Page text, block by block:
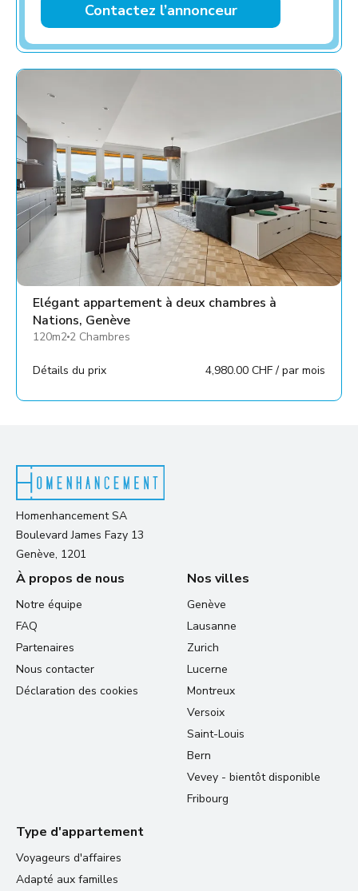
Contactez l’annonceur
Elégant appartement à deux chambres à
Nations, Genève
120m2 2 Chambres
Détails du prix 4,980.00 CHF / par mois
Homenhancement SA
Boulevard James Fazy 13
Genève, 1201
À propos de nous
Notre équipe
FAQ
Partenaires
Nous contacter
Déclaration des cookies
Nos villes
Genève
Lausanne
Zurich
Lucerne
Montreux
Versoix
Saint-Louis
Bern
Vevey - bientôt disponible
Fribourg
Type d'appartement
Voyageurs d'affaires
Adapté aux familles